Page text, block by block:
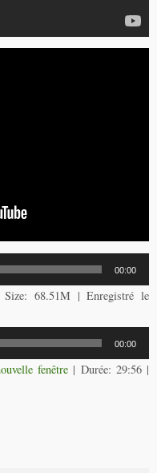
00:00
68.51M | Enregistré le
00:00
fenêtre | Durée: 29:56|